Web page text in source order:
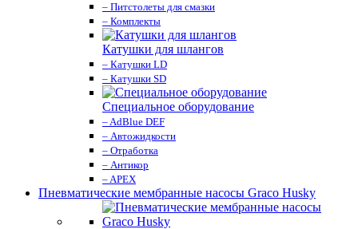
– Питстолеты для смазки
– Комплекты
Катушки для шлангов
– Катушки LD
– Катушки SD
Специальное оборудование
– AdBlue DEF
– Автожидкости
– Отработка
– Антикор
– APEX
Пневматические мембранные насосы Graco Husky